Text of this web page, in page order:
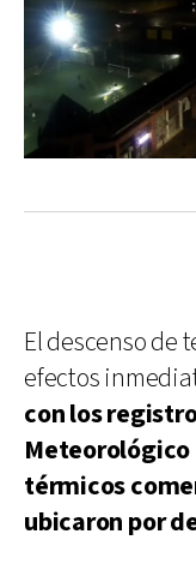
El descenso de
efectos
con los
Meteorológico
térmicos
ubicaron por